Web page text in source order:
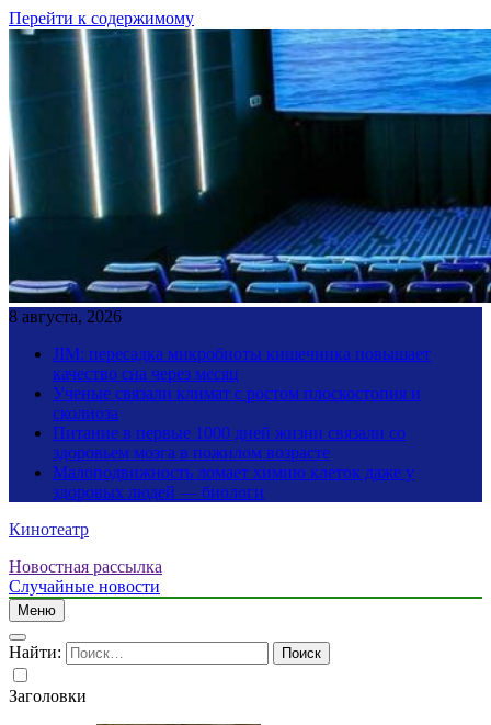
Перейти к содержимому
8 августа, 2026
JIM: пересадка микробиоты кишечника повышает
качество сна через месяц
Ученые связали климат с ростом плоскостопия и
сколиоза
Питание в первые 1000 дней жизни связали со
здоровьем мозга в пожилом возрасте
Малоподвижность ломает химию клеток даже у
здоровых людей — биологи
Кинотеатр
Новостная рассылка
Случайные новости
Меню
Найти:
Заголовки